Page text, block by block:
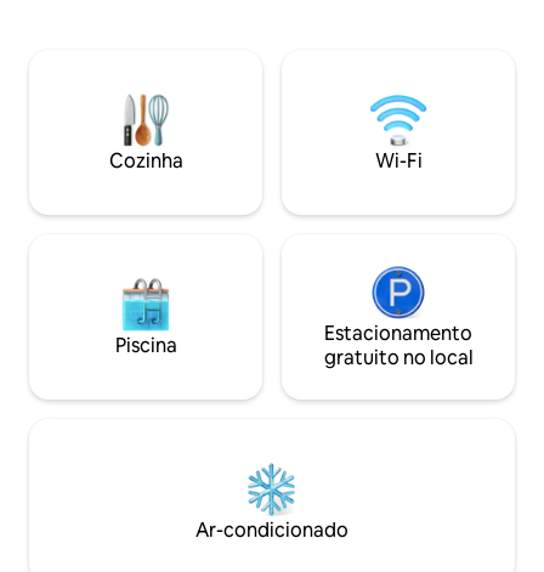
circule naturalmente.Delicie-se com
uma experiência de sauna que você só
pode desfrutar aqui, envolto no calor
suave do fogão a lenha. O quarto
tradicional rebaixada, típica de uma
japonês, como saborear um hot pot ao
redor do irori (lareira tradicional) ou assar
espetos na grelha. *Por favor, traga seus
próprios utensílios de cozinha, como
localizada em uma aldeia tranquila
província de Okayama. Bem perto fica a
aldeia de Nishi-Awakura, que está
ganhando destaque como uma aldeia
focada na revitalização e no
dois ou um
passar sozinho Faça ◯um churrasco ou
uma festa com a
pode desfrutar
equipado com
alimentos e
é pago) Informações sobre as◯
instalações A
equipada com
temperos. Você
aluguel gratuitas (3
Cozinha Wi-Fi
Piscina
Estacionamento
gratuito no local
Ar-condicionado